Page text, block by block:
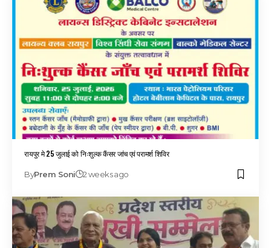
रायपुर मे 25 जुलाई को निःशुल्क कैंसर जांच एवं परामर्श शिविर
ByPrem Soni 2 weeks ago